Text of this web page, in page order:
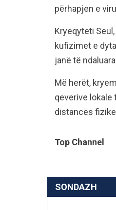
përhapjen e
Kryeqyteti
kufizimet e
janë të
Më herët,
qeverive lokale
distancës
Top Channel
SONDAZH